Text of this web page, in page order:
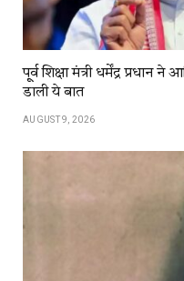
पू्र्व शिक्षा मंत्री धर्मेंद्र
डाली ये बात
AUGUST 9, 2026